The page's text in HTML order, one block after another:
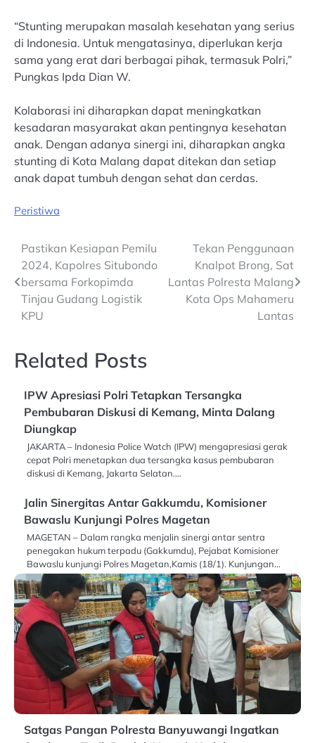
“Stunting merupakan masalah kesehatan yang serius
di Indonesia. Untuk mengatasinya, diperlukan kerja
sama yang erat dari berbagai pihak, termasuk Polri,”
Pungkas Ipda Dian W.
Kolaborasi ini diharapkan dapat meningkatkan
kesadaran masyarakat akan pentingnya kesehatan
anak. Dengan adanya sinergi ini, diharapkan angka
stunting di Kota Malang dapat ditekan dan setiap
anak dapat tumbuh dengan sehat dan cerdas.
Peristiwa
Post
navigation
Pastikan Kesiapan Pemilu
2024, Kapolres Situbondo
bersama Forkopimda
Tinjau Gudang Logistik
KPU
Tekan Penggunaan
Knalpot Brong, Sat
Lantas Polresta Malang
Kota Ops Mahameru
Lantas
Related Posts
IPW Apresiasi Polri Tetapkan Tersangka
Pembubaran Diskusi di Kemang, Minta Dalang
Diungkap
JAKARTA – Indonesia Police Watch (IPW) mengapresiasi gerak
cepat Polri menetapkan dua tersangka kasus pembubaran
diskusi di Kemang, Jakarta Selatan.…
Jalin Sinergitas Antar Gakkumdu, Komisioner
Bawaslu Kunjungi Polres Magetan
MAGETAN – Dalam rangka menjalin sinergi antar sentra
penegakan hukum terpadu (Gakkumdu), Pejabat Komisioner
Bawaslu kunjungi Polres Magetan,Kamis (18/1). Kunjungan…
Satgas Pangan Polresta Banyuwangi Ingatkan